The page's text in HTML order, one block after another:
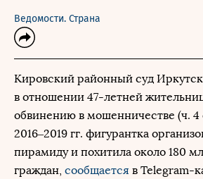
Ведомости. Страна
Кировский районный суд
в отношении 47-летней
обвинению в мошенничестве (ч. 4
2016–2019 гг. фигурантка
пирамиду и похитила около 180
граждан, сообщается в Telegram-